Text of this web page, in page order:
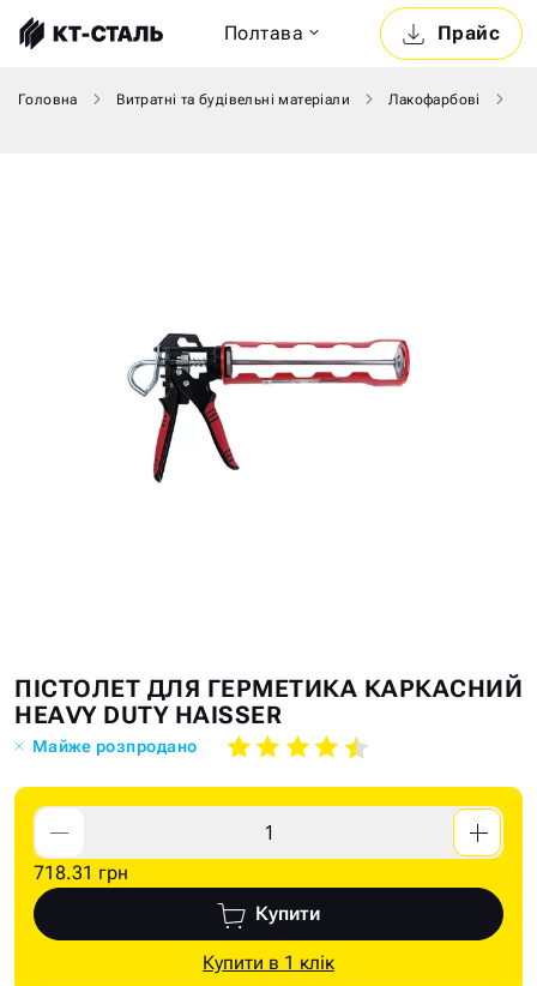
Прайс
Полтава
Головна Витратні та будівельні матеріали Лакофарбові
Skip
to
of
the
images
gallery
Skip
to
beginning
of
the
images
gallery
ПІСТОЛЕТ ДЛЯ ГЕРМЕТИКА КАРКАСНИЙ
HEAVY DUTY HAISSER
Майже розпродано
718.31 грн
Купити
Купити в 1 клік